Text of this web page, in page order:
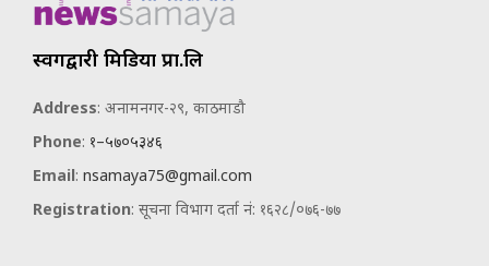
स्वर्गद्वारी मिडिया प्रा.लि
Address: अनामनगर-२९, काठमाडौ
Phone: १–५७०५३४६
Email: nsamaya75@gmail.com
Registration: सूचना विभाग दर्ता नं: १६२८/०७६-७७